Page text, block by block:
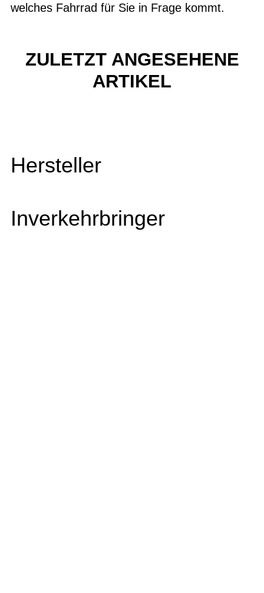
welches Fahrrad für Sie in Frage kommt.
ZULETZT ANGESEHENE
ARTIKEL
Hersteller
Inverkehrbringer